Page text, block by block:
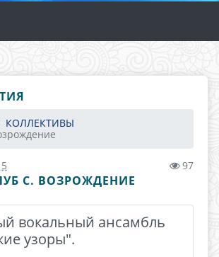
КОЛЛЕКТИВЫ
97
С. ВОЗРОЖДЕНИЕ
вокальный ансамбль
узоры".